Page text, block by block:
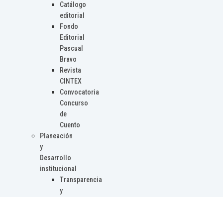
Catálogo
editorial
Fondo
Editorial
Pascual
Bravo
Revista
CINTEX
Convocatoria
Concurso
de
Cuento
Planeación
y
Desarrollo
institucional
Transparencia
y